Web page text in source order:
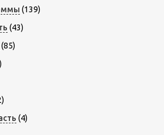
(139)
(43)
(85)
(4)